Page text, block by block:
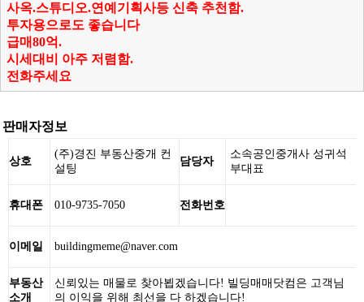
사옥.스튜디오.연예기획사등 신축 추천함.
투자용으로도 좋습니다
급매80억.
시세대비 아주 저렴함.
전화주세요
판매자정보
상호
(주)경진 부동산중개 컨
설팅
담당자
소속공인중개사 성귀석
부대표
휴대폰 010-9735-7050 전화번호
이메일 buildingmeme@naver.com
부동산
소개
신뢰있는 매물로 찾아뵙겠습니다! 빌딩매매닷컴은 고객님
의 이익을 위해 최선을 다 하겠습니다!